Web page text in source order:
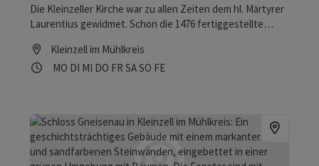
Die Kleinzeller Kirche war zu allen Zeiten dem hl. Märtyrer
Laurentius gewidmet. Schon die 1476 fertiggestellte
mit dem in Granit gemeißelten Rost das Attribut dieses
Märtyrers auf.
Kleinzell im Mühlkreis
Öffnungszeiten
MO Montag geöffnet
DI Dienstag geöffnet
MI Mittwoch geöffnet
DO Donnerstag geöffnet
FR Freitag geöffnet
SASamstag geöffnet
SO Sonntag geöffnet
FEFeiertag geöffnet